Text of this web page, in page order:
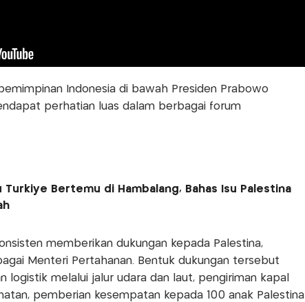
Indonesia di bawah Presiden Prabowo
perhatian luas dalam berbagai forum
Turkiye Bertemu di Hambalang, Bahas Isu Palestina
memberikan dukungan kepada Palestina,
Menteri Pertahanan. Bentuk dukungan tersebut
logistik melalui jalur udara dan laut, pengiriman kapal
pemberian kesempatan kepada 100 anak Palestina